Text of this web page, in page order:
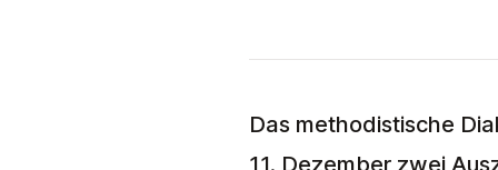
Das metho­dis­tische
11. De­zem­ber zwei